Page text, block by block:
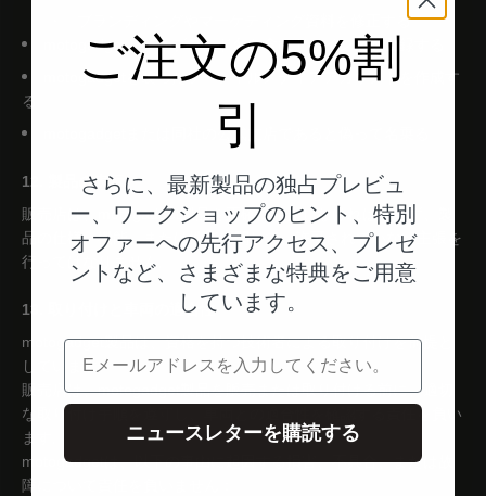
ブランディングやマーケティング資料を修正する
motogadgetというブランド名を含むドメイン名を登録する
motogadgetを装ったソーシャルメディアアカウントを作成す
る
motogadgetまたは同社の公式支店であると偽って名乗る
12. 製品の表示
販売店は、motogadget製品を正確に紹介しなければならず、製
品の仕様、機能、または性能に関して、許可されていない主張を
行ってはなりません。
13. 取り付けと車両の適合性
motogadget製品は、資格を持つ技術者による取り付けを前提と
しています。
販売店は、motogadget製品を販売または取り付ける前に、適切
な取り付け手順を遵守し、車両との適合性を確認する責任を負い
ます。
motogadgetは、以下の事由に起因する損害、不具合、または故
障について責任を負いません：
ご注文の5%割
引
さらに、最新製品の独占プレビュ
ー、ワークショップのヒント、特別
オファーへの先行アクセス、プレゼ
ントなど、さまざまな特典をご用意
しています。
電子メール
ニュースレターを購読する